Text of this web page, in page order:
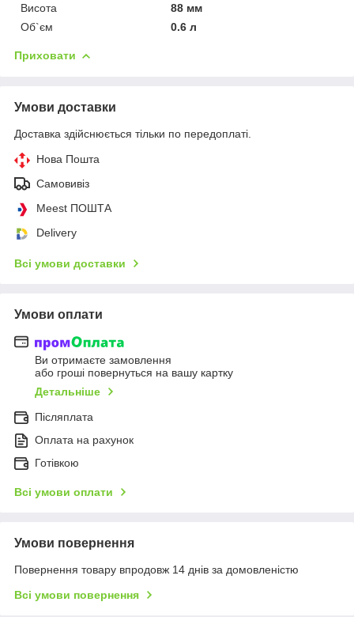
Висота
88 мм
Об`єм
0.6 л
Приховати
Умови доставки
Доставка здійснюється тільки по передоплаті.
Нова Пошта
Самовивіз
Meest ПОШТА
Delivery
Всі умови доставки
Умови оплати
Ви отримаєте замовлення
або гроші повернуться на вашу картку
Детальніше
Післяплата
Оплата на рахунок
Готівкою
Всі умови оплати
Умови повернення
Повернення товару впродовж 14 днів за домовленістю
Всі умови повернення